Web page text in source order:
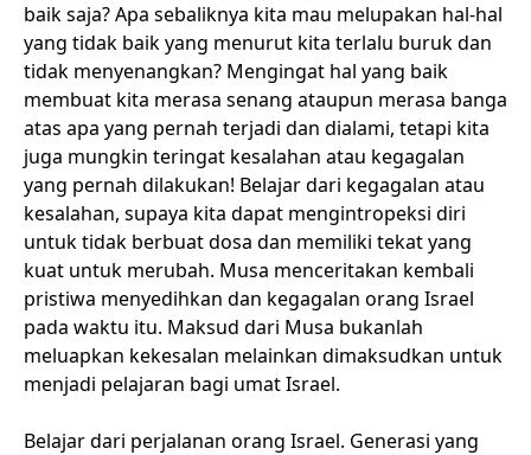
baik saja? Apa sebaliknya kita mau melupakan hal-hal
yang tidak baik yang menurut kita terlalu buruk dan
tidak menyenangkan? Mengingat hal yang baik
membuat kita merasa senang ataupun merasa banga
atas apa yang pernah terjadi dan dialami, tetapi kita
juga mungkin teringat kesalahan atau kegagalan
yang pernah dilakukan! Belajar dari kegagalan atau
kesalahan, supaya kita dapat mengintropeksi diri
untuk tidak berbuat dosa dan memiliki tekat yang
kuat untuk merubah. Musa menceritakan kembali
pristiwa menyedihkan dan kegagalan orang Israel
pada waktu itu. Maksud dari Musa bukanlah
meluapkan kekesalan melainkan dimaksudkan untuk
menjadi pelajaran bagi umat Israel.
Belajar dari perjalanan orang Israel. Generasi yang